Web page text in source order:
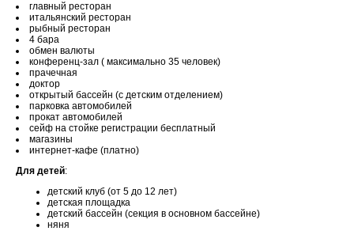
главный ресторан
итальянский ресторан
рыбный ресторан
4 бара
обмен валюты
конференц-зал ( максимально 35 человек)
прачечная
доктор
открытый бассейн (с детским отделением)
парковка автомобилей
прокат автомобилей
сейф на стойке регистрации бесплатный
магазины
интернет-кафе (платно)
Для детей:
детский клуб (от 5 до 12 лет)
детская площадка
детский бассейн (секция в основном бассейне)
няня